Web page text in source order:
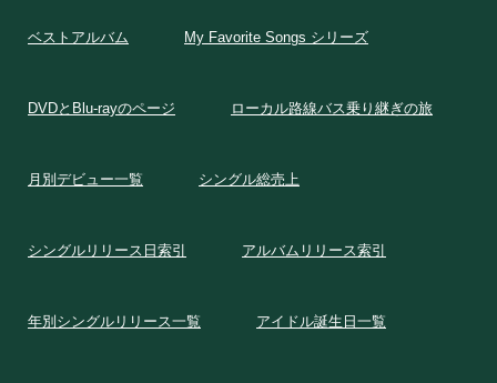
ベストアルバム My Favorite Songs シリーズ
DVDとBlu-rayのページ ローカル路線バス乗り継ぎの旅
月別デビュー一覧 シングル総売上
シングルリリース日索引 アルバムリリース索引
年別シングルリリース一覧 アイドル誕生日一覧